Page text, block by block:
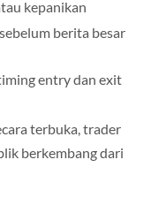
kepanikan
berita besar
entry dan exit
terbuka, trader
berkembang dari